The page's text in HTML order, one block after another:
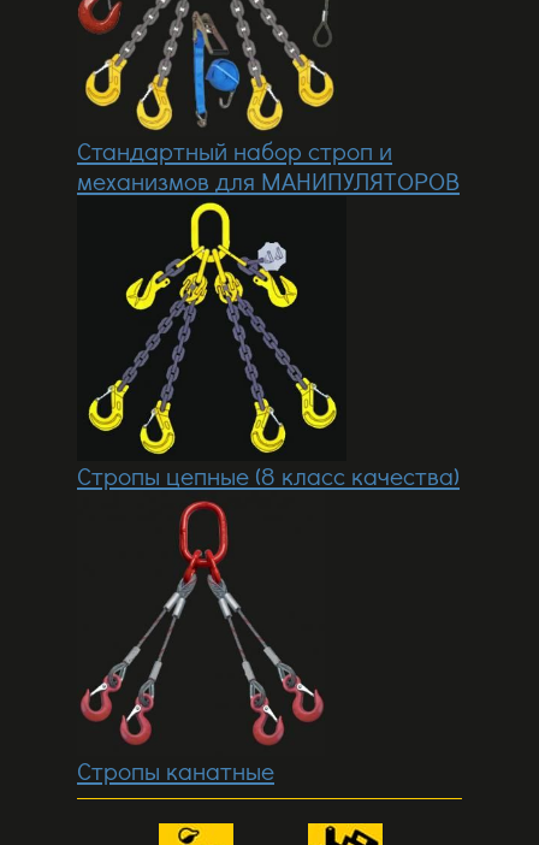
Стандартный набор строп и
механизмов для МАНИПУЛЯТОРОВ
Стропы цепные (8 класс качества)
Стропы канатные